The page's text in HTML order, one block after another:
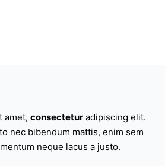
amet, consectetur adipiscing elit.
nec bibendum mattis, enim sem
neque lacus a justo.